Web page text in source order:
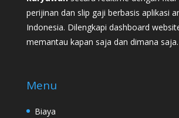
perijinan dan slip gaji berbasis aplikasi
Indonesia. Dilengkapi dashboard
memantau kapan saja dan dimana saja.
Menu
Biaya